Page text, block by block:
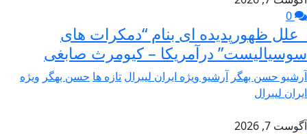
علل ظهورپدیده ای بنام “دمکرات های
سوسیالیست” درآمریکا – کیومرث صابغی
آرشیو حسن بهگر آرشیو ویژه ایران لیبرال تازه ها حسن بهگر ویژه
ایران لیبرال
آگوست 7, 2026